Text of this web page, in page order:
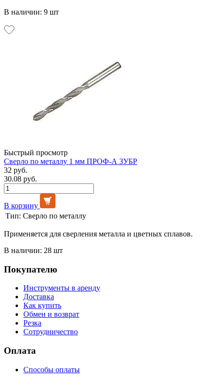
В наличии: 9 шт
Быстрый просмотр
Сверло по металлу 1 мм ПРОФ-А ЗУБР
32 руб.
30.08 руб.
В корзину
Тип: Сверло по металлу
Применяется для сверления металла и цветных сплавов.
В наличии: 28 шт
Покупателю
Инструменты в аренду
Доставка
Как купить
Обмен и возврат
Резка
Сотрудничество
Оплата
Способы оплаты